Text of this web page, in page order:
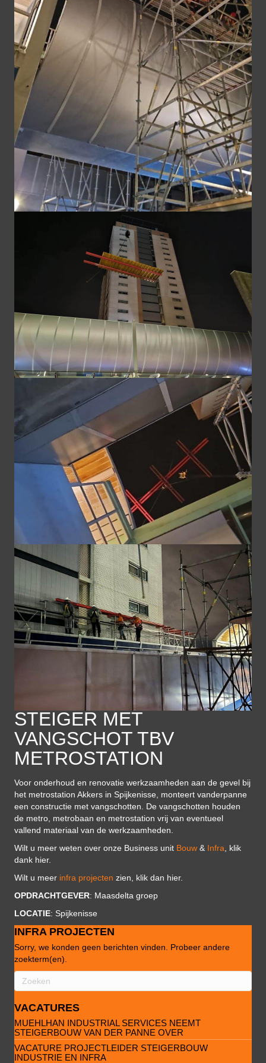
STEIGER MET
VANGSCHOT TBV
METROSTATION
Voor onderhoud en renovatie werkzaamheden aan de gevel bij
het metrostation Akkers in Spijkenisse, monteert vanderpanne
een constructie met vangschotten. De vangschotten houden
de metro, metrobaan en metrostation vrij van eventueel
vallend materiaal van de werkzaamheden.
Wilt u meer weten over onze Business unit Bouw & Infra , klik
dank hier.
Wilt u meer infra projecten zien, klik dan hier.
OPDRACHTGEVER: Maasdelta groep
LOCATIE: Spijkenisse
INFRA PROJECTEN
Sorry, we konden geen berichten vinden. Probeer andere
zoekterm(en).
VACATURES
MUEHLHAN INDUSTRIAL SERVICES NEEMT
STEIGERBOUW VAN DER PANNE OVER
VACATURE PROJECTLEIDER STEIGERBOUW
INDUSTRIE EN INFRA